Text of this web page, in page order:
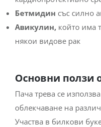
Бетмидин със силно
Авикулин, който има
някои видове рак
Основни ползи
Пача трева се
облекчаване на
Участва в билкови